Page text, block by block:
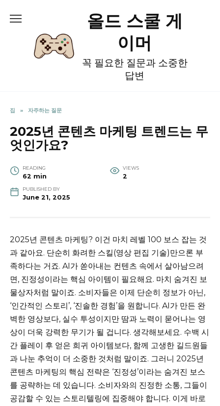
올드 스쿨 게
이머
꼭 필요한 질문과 소중한
답변
집 » 자주하는 질문
2025년 콘텐츠 마케팅 트렌드는 무
엇인가요?
READING
62 min
VIEWS
2
PUBLISHED BY
June 21, 2025
2025년 콘텐츠 마케팅? 이건 마치 레벨 100 보스 잡는 것
과 같아요. 단순히 화려한 스킬(영상 편집 기술)만으론 부
족하다는 거죠. AI가 쏟아내는 컨텐츠 속에서 살아남으려
면, 진정성이라는 핵심 아이템이 필요해요. 마치 숨겨진 보
물상자처럼 말이죠. 소비자들은 이제 단순히 정보가 아닌,
‘인간적인 스토리’, ‘진솔한 경험’을 원합니다. AI가 만든 완
벽한 영상보다, 실수 투성이지만 땀과 노력이 묻어나는 영
상이 더욱 강력한 무기가 될 겁니다. 생각해보세요. 수백 시
간 플레이 후 얻은 희귀 아이템보다, 함께 고생한 길드원들
과 나눈 추억이 더 소중한 것처럼 말이죠. 그러니 2025년
콘텐츠 마케팅의 핵심 전략은 ‘진정성’이라는 숨겨진 보스
를 공략하는 데 있습니다. 소비자와의 진정한 소통, 그들이
공감할 수 있는 스토리텔링에 집중해야 합니다. 이게 바로